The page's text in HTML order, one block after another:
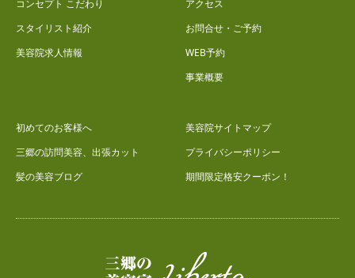
コンセプト こだわり
スタイリスト紹介
美容院求人情報
アクセス
お問合せ・ご予約
WEB予約
事業概要
初めてのお客様へ
三郷の訪問美容、出張カット
髪の美容ブログ
美容院サイトマップ
プライバシーポリシー
期間限定格安クーポン！